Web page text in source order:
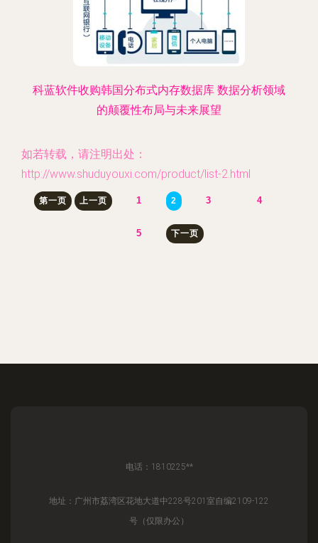
科蓝软件收购韩国分布式内存数据库 数据分析领域
的颠覆性布局与未来展望
如若转载，请注明出处：
http://www.shuduyouxi.com/product/list-2.html
第一页 上一页 1 2 3 4
5 下一页
电话：1810225**
地址：广州市荔湾区花地大道中228号201室自编2109-122
号（仅限办公）